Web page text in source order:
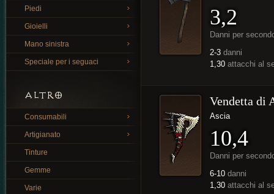
Piedi
Gioielli
Mano sinistra
Speciale per i seguaci
ALTRO
Consumabili
Artigianato
Tinture
Gemme
Varie
3,2
Danni per
2-3 danni
1,30 attacchi al
Vendetta di
Ascia
10,4
Danni per
6-10 danni
1,30 attacchi al